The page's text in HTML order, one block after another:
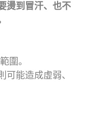
燙到冒汗、也不
圍。
可能造成虛弱、